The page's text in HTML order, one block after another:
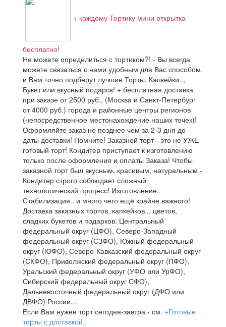
+ каждому Тортику мини открытка
бесплатно!
Не можете определиться с тортиком?! - Вы всегда
можете связаться с нами удобным для Вас способом,
и Вам точно подберут лучшие Торты, Капкейки..,
Букет или вкусный подарок! + бесплатная доставка
при заказе от 2500 руб., (Москва и Санкт-Петербург
от 4000 руб.) города и районные центры регионов
(непосредственное местонахождение наших точек)!
Оформляйте заказ не позднее чем за 2-3 дня до
даты доставки! Помните! Заказной торт - это не УЖЕ
готовый торт! Кондитер приступает к изготовлению
только после оформления и оплаты Заказа! Чтобы
заказной торт был вкусным, красивым, натуральным -
Кондитер строго соблюдает сложный
технологический процесс! Изготовление..
Стабилизация.. и много чего ещё крайне важного!
Доставка заказных тортов, капкейков.., цветов,
сладких букетов и подарков: Центральный
федеральный округ (ЦФО), Северо-Западный
федеральный округ (СЗФО), Южный федеральный
округ (ЮФО), Северо-Кавказский федеральный округ
(СКФО), Приволжский федеральный округ (ПФО),
Уральский федеральный округ (УФО или УрФО),
Сибирский федеральный округ СФО),
Дальневосточный федеральный округ (ДФО или
ДВФО) России...
Если Вам нужен торт сегодня-завтра - см. +Готовые
торты с доставкой..